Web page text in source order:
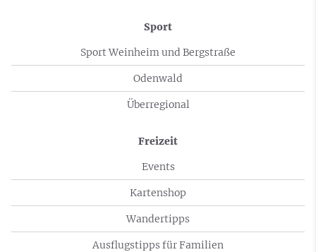
Sport
Sport Weinheim und Bergstraße
Odenwald
Überregional
Freizeit
Events
Kartenshop
Wandertipps
Ausflugstipps für Familien